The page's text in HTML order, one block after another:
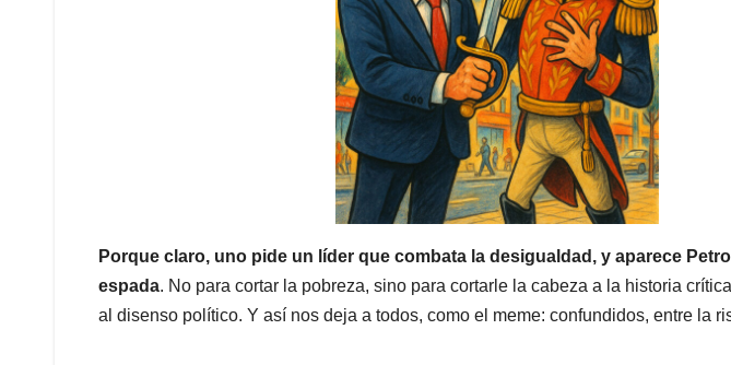
Porque claro, uno pide un líder que combata la desigualdad, y aparece
espada. No para cortar la pobreza, sino para cortarle la cabeza a la historia
al disenso político. Y así nos deja a todos, como el meme: confundidos, entre la